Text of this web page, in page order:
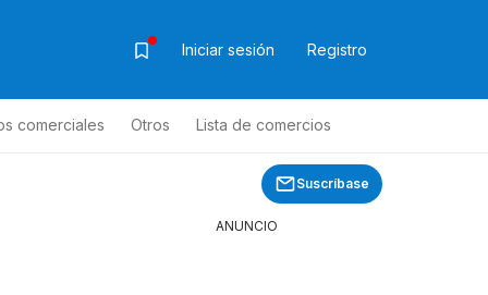
Iniciar sesión Registro
comerciales Otros Lista de comercios
Suscríbase
ANUNCIO